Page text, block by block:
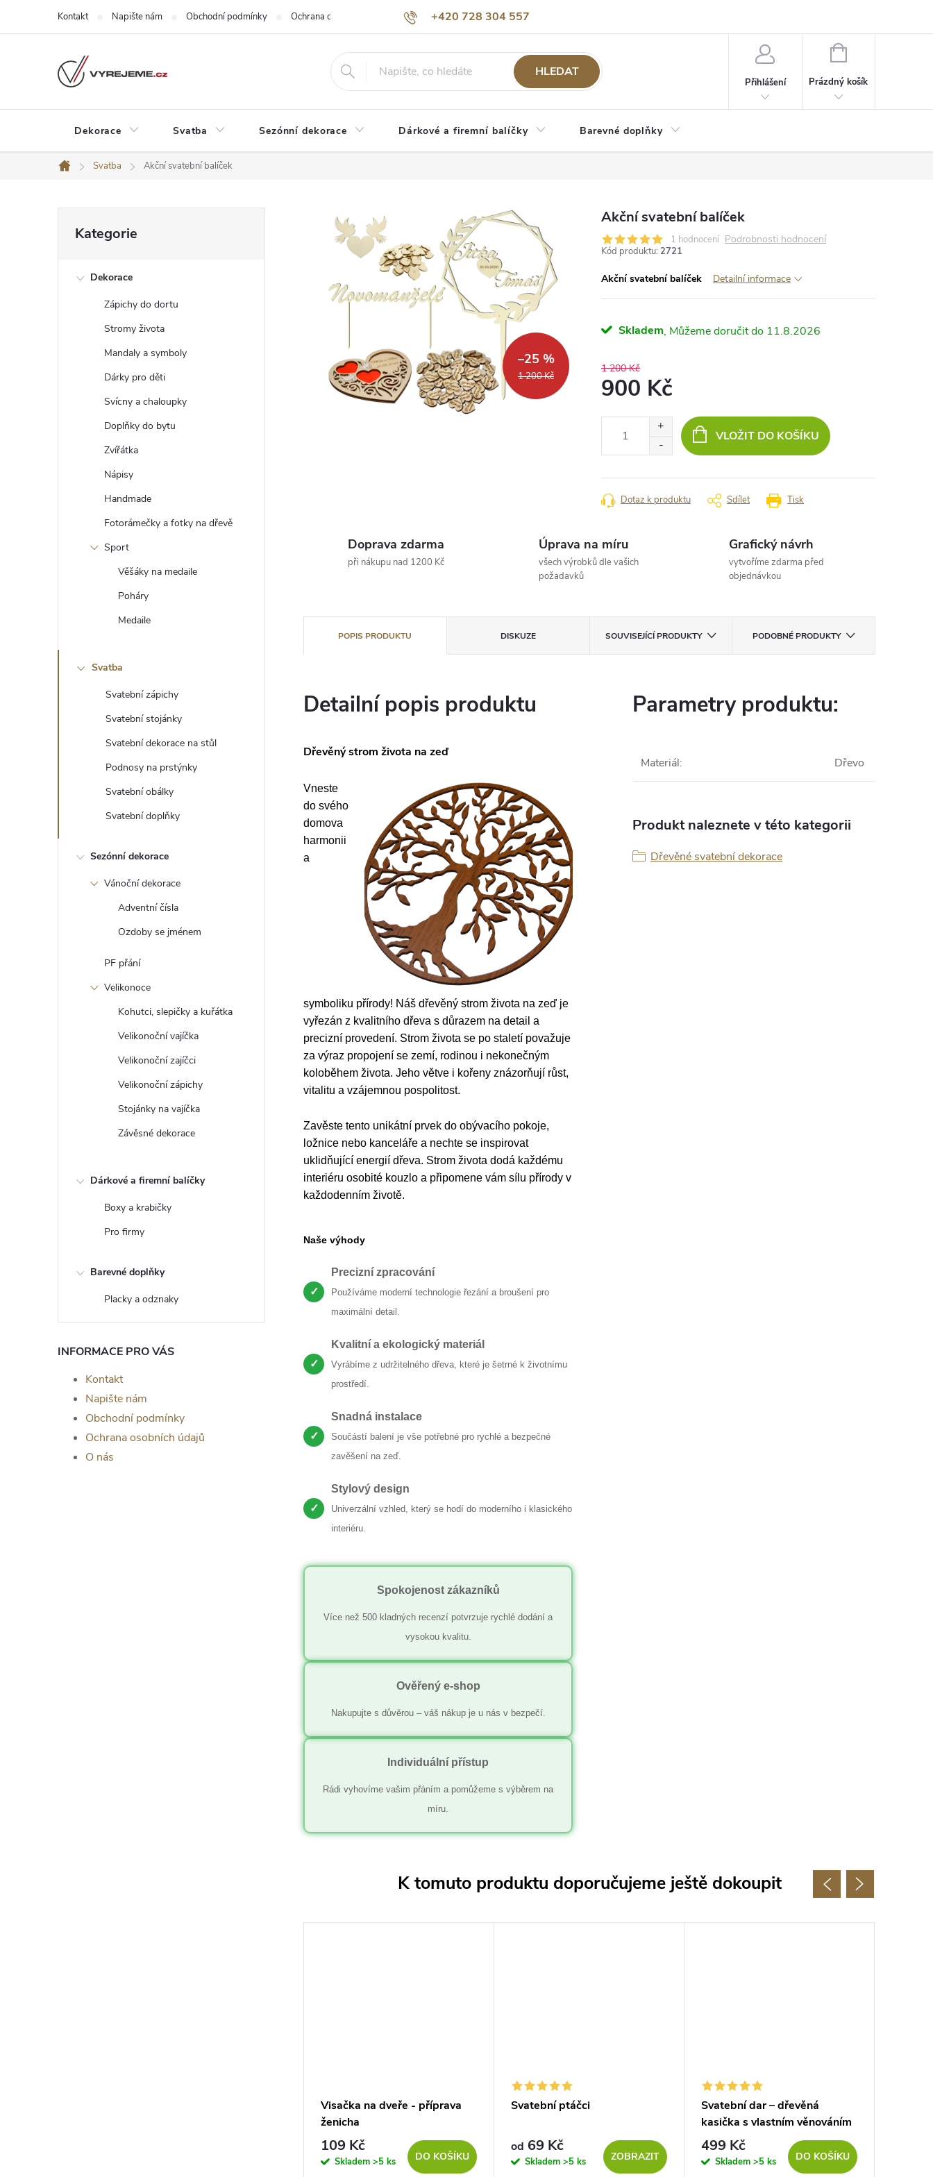
+420 728 304 557
Kontakt Napište nám Obchodní podmínky Ochrana osobních údajů O nás
HLEDAT
Přihlášení
NÁKUPNÍ
Prázdný košík
Dekorace Svatba Sezónní dekorace Dárkové a firemní balíčky Barevné doplňky
Domů
Svatba Akční svatební balíček
kategorie
Kategorie
Dekorace
Zápichy do dortu
Stromy života
Mandaly a symboly
Dárky pro děti
Svícny a chaloupky
Doplňky do bytu
Zvířátka
Nápisy
Handmade
Fotorámečky a fotky na dřevě
Sport
Věšáky na medaile
Poháry
Medaile
Svatba
Svatební zápichy
Svatební stojánky
Svatební dekorace na stůl
Podnosy na prstýnky
Svatební obálky
Svatební doplňky
Sezónní dekorace
Vánoční dekorace
Adventní čísla
Ozdoby se jménem
PF přání
Velikonoce
Kohutci, slepičky a kuřátka
Velikonoční vajíčka
Velikonoční zajíčci
Velikonoční zápichy
Stojánky na vajíčka
Závěsné dekorace
Dárkové a firemní balíčky
Boxy a krabičky
Pro firmy
Barevné doplňky
Placky a odznaky
INFORMACE PRO VÁS
Kontakt
Napište nám
Obchodní podmínky
Ochrana osobních údajů
O nás
1 200 Kč
–25 %
Akční svatební balíček
1 hodnocení Podrobnosti hodnocení
Kód produktu: 2721
Akční svatební balíček Detailní informace
Skladem 11.8.2026
1 200 Kč
900 Kč
VLOŽIT DO KOŠÍKU
Tisk
Dotaz k produktu Sdílet
Doprava zdarma
při nákupu nad 1200 Kč
Úprava na míru
všech výrobků dle vašich
požadavků
Grafický návrh
vytvoříme zdarma před
objednávkou
POPIS PRODUKTU DISKUZE SOUVISEJÍCÍ PRODUKTY PODOBNÉ PRODUKTY
Detailní popis produktu
Dřevěný strom života na zeď
Vneste
do svého
domova
harmonii
a
symboliku přírody! Náš dřevěný strom života na zeď je
vyřezán z kvalitního dřeva s důrazem na detail a
precizní provedení. Strom života se po staletí považuje
za výraz propojení se zemí, rodinou i nekonečným
koloběhem života. Jeho větve i kořeny znázorňují růst,
vitalitu a vzájemnou pospolitost.
Zavěste tento unikátní prvek do obývacího pokoje,
ložnice nebo kanceláře a nechte se inspirovat
uklidňující energií dřeva. Strom života dodá každému
interiéru osobité kouzlo a připomene vám sílu přírody v
každodenním životě.
Naše výhody
✓
Precizní zpracování
Používáme moderní technologie řezání a broušení pro
maximální detail.
✓
Kvalitní a ekologický materiál
Vyrábíme z udržitelného dřeva, které je šetrné k životnímu
prostředí.
✓
Snadná instalace
Součástí balení je vše potřebné pro rychlé a bezpečné
zavěšení na zeď.
✓
Stylový design
Univerzální vzhled, který se hodí do moderního i klasického
interiéru.
Spokojenost zákazníků
Více než 500 kladných recenzí potvrzuje rychlé dodání a
vysokou kvalitu.
Ověřený e-shop
Nakupujte s důvěrou – váš nákup je u nás v bezpečí.
Individuální přístup
Rádi vyhovíme vašim přáním a pomůžeme s výběrem na
míru.
Parametry produktu:
Materiál: Dřevo
Produkt naleznete v této kategorii
Dřevěné svatební dekorace
K tomuto produktu doporučujeme ještě dokoupit
Visačka na dveře - příprava
ženicha
109 Kč
Skladem >5 ks DO KOŠÍKU
Svatební ptáčci
od 69 Kč
Skladem >5 ks ZOBRAZIT
Svatební dar – dřevěná
kasička s vlastním věnováním
499 Kč
Skladem >5 ks DO KOŠÍKU